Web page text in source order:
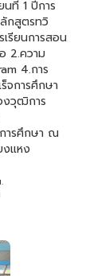
นที่ 1 ปีการ
กสูตรทวิ
รียนการสอน
2.ความ
4.การ
จการศึกษา
งวุฒิการ
ารศึกษา ณ
งแหง